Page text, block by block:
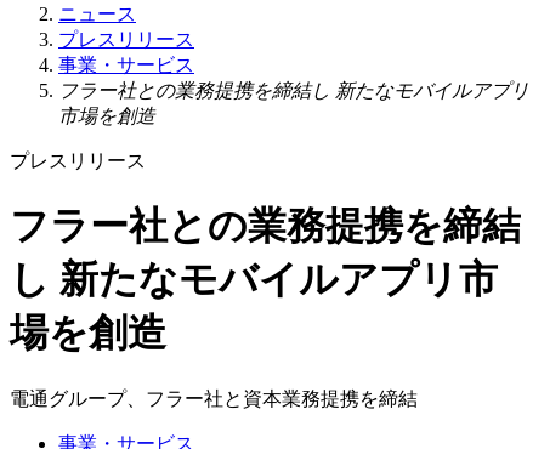
ニュース
プレスリリース
事業・サービス
フラー社との業務提携を締結し 新たなモバイルアプリ
市場を創造
プレスリリース
フラー社との業務提携を締結
し 新たなモバイルアプリ市
場を創造
電通グループ、フラー社と資本業務提携を締結
事業・サービス